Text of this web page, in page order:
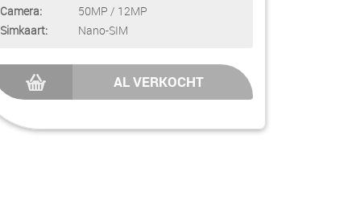
Camera:
Simkaart:
50MP / 12MP
Nano-SIM
AL VERKOCHT